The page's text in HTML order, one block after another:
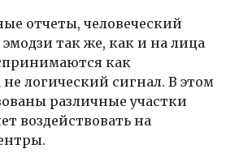
отчеты, человеческий
эмодзи так же, как и на лица
как
логический сигнал. В этом
различные участки
воздействовать на